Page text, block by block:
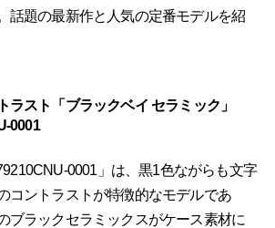
話題の最新作と人気の定番モデルを紹
ラスト「ブラックベイ セラミック」
0001
0001」は、黒1色ながらも文字
コントラストが特徴的なモデルであ
ブラックセラミックスがケース素材に